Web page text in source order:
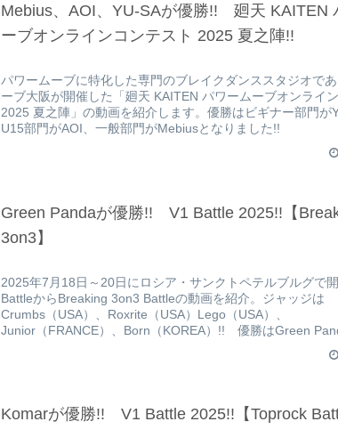
Mebius、AOI、YU-SAが優勝!! 廻天 KAITEN
ーブオンラインコンテスト 2025 夏之陣!!
パワームーブに特化した専門のブレイクダンススタジオで
ーブ大阪が開催した「廻天 KAITEN パワームーブオンライ
2025 夏之陣」の動画を紹介します。優勝はビギナー部門が
U15部門がAOI、一般部門がMebiusとなりました!!
Green Pandaが優勝!! V1 Battle 2025!!【
3on3】
2025年7月18日～20日にロシア・サンクトペテルブルグで
BattleからBreaking 3on3 Battleの動画を紹介。ジャッジは
Crumbs（USA）、Roxrite（USA）Lego（USA）、
Junior（FRANCE）、Born（KOREA）!! 優勝はGreen
Komarが優勝!! V1 Battle 2025!!【Toprock